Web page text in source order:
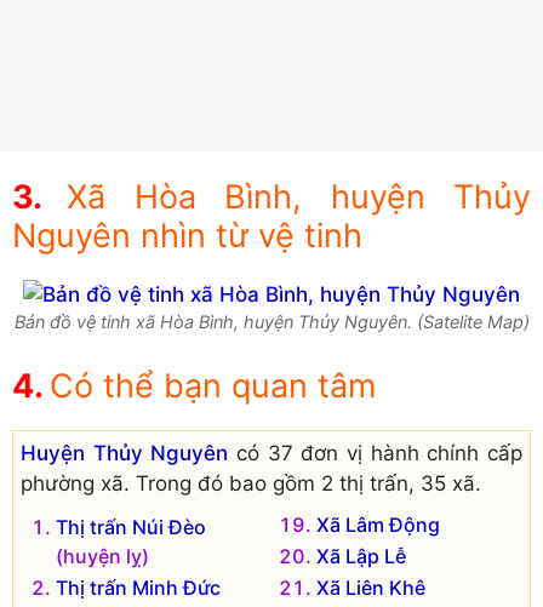
Xã Hòa Bình, huyện Thủy
Nguyên nhìn từ vệ tinh
Bản đồ vệ tinh xã Hòa Bình, huyện Thủy Nguyên. (Satelite Map)
Có thể bạn quan tâm
Huyện Thủy Nguyên có 37 đơn vị hành chính cấp
phường xã. Trong đó bao gồm 2 thị trấn, 35 xã.
Thị trấn Núi Đèo
(huyện lỵ)
Thị trấn Minh Đức
Xã Lâm Động
Xã Lập Lễ
Xã Liên Khê